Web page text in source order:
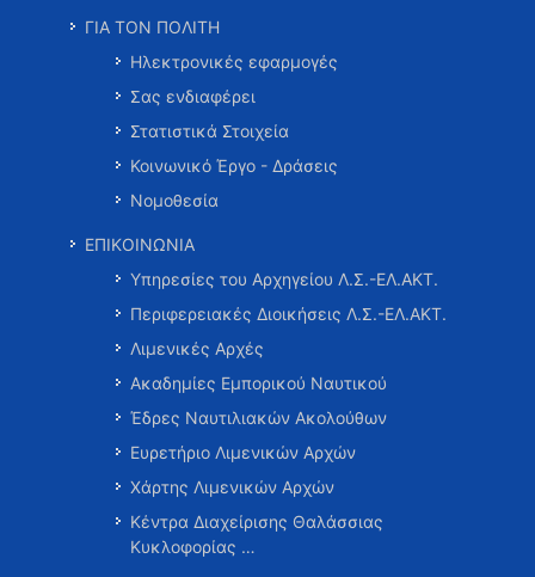
ΓΙΑ ΤΟΝ ΠΟΛΙΤΗ
Ηλεκτρονικές εφαρμογές
Σας ενδιαφέρει
Στατιστικά Στοιχεία
Κοινωνικό Έργο - Δράσεις
Νομοθεσία
ΕΠΙΚΟΙΝΩΝΙΑ
Υπηρεσίες του Αρχηγείου Λ.Σ.-ΕΛ.ΑΚΤ.
Περιφερειακές Διοικήσεις Λ.Σ.-ΕΛ.ΑΚΤ.
Λιμενικές Αρχές
Ακαδημίες Εμπορικού Ναυτικού
Έδρες Ναυτιλιακών Ακολούθων
Ευρετήριο Λιμενικών Αρχών
Χάρτης Λιμενικών Αρχών
Κέντρα Διαχείρισης Θαλάσσιας
Κυκλοφορίας …